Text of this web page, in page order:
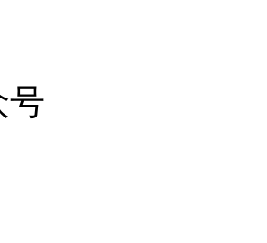
号